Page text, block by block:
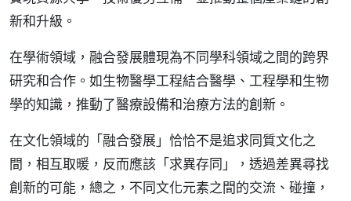
新和升級。
在學術領域，融合發展體現為不同學科領域之間的跨界
研究和合作。如生物醫學工程結合醫學、工程學和生物
學的知識，推動了醫療設備和治療方法的創新。
在文化領域的「融合發展」恰恰不是追求同質文化之
間，相互取暖，反而應該「求異存同」，透過差異尋找
創新的可能，總之，不同文化元素之間的交流、碰撞，